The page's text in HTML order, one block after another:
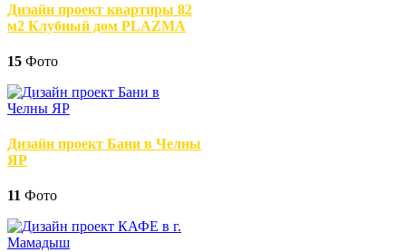
Дизайн проект квартиры 82
м2 Клубный дом PLAZMA
15 Фото
Дизайн проект Бани в Челны
ЯР
11 Фото